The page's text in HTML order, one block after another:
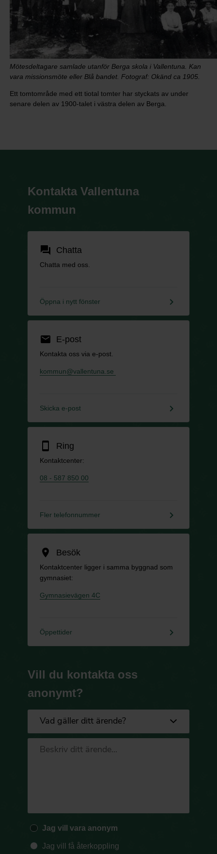
Mötesdeltagare samlade utanför Berga skola i Vallentuna. Kan
vara missionsmöte eller Blå bandet. Fotograf: Okänd ca 1905.
Ett tomtområde med ett tiotal tomter har styckats av under
senare delen av 1900-talet i västra delen av Berga.
Kontakta Vallentuna
kommun
forum Chatta
Chatta med oss.
Öppna i nytt fönster keyboard_arrow_right
email E-post
Kontakta oss via e-post.
kommun@vallentuna.se
Skicka e-post keyboard_arrow_right
smartphone Ring
Kontaktcenter:
08 - 587 850 00
Fler telefonnummer keyboard_arrow_right
location_on Besök
Kontaktcenter ligger i samma byggnad som
gymnasiet:
Gymnasievägen 4C
Öppettider keyboard_arrow_right
Vill du kontakta oss
anonymt?
Jag vill vara anonym
Jag vill få återkoppling